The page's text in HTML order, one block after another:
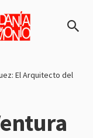
El Arquitecto del